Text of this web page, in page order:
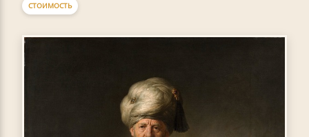
СТОИМОСТЬ